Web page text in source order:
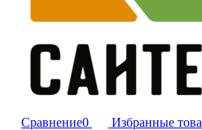
Сравнение0 Избранные